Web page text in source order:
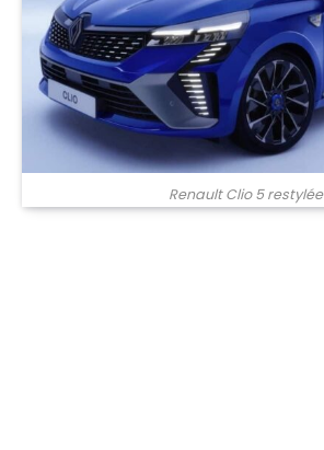
Renault Clio 5 restylée